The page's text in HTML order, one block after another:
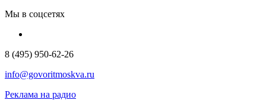
Мы в соцсетях
8 (495) 950-62-26
info@govoritmoskva.ru
Реклама на радио